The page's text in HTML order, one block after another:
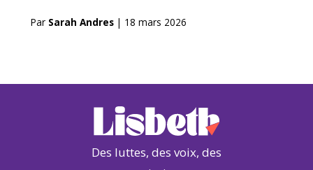
Par Sarah Andres | 18 mars 2026
Des luttes, des voix, des